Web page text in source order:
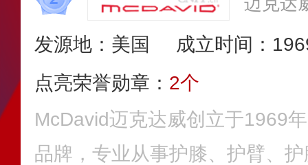
发源地：美国
成立时间：
点亮荣誉勋章： 2个
McDavid迈克达威创立于1969
品牌，专业从事护膝、护臂、